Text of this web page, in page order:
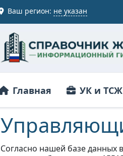
Ваш регион: не указан
Главная УК и ТСЖ
Согласно нашей базе данных